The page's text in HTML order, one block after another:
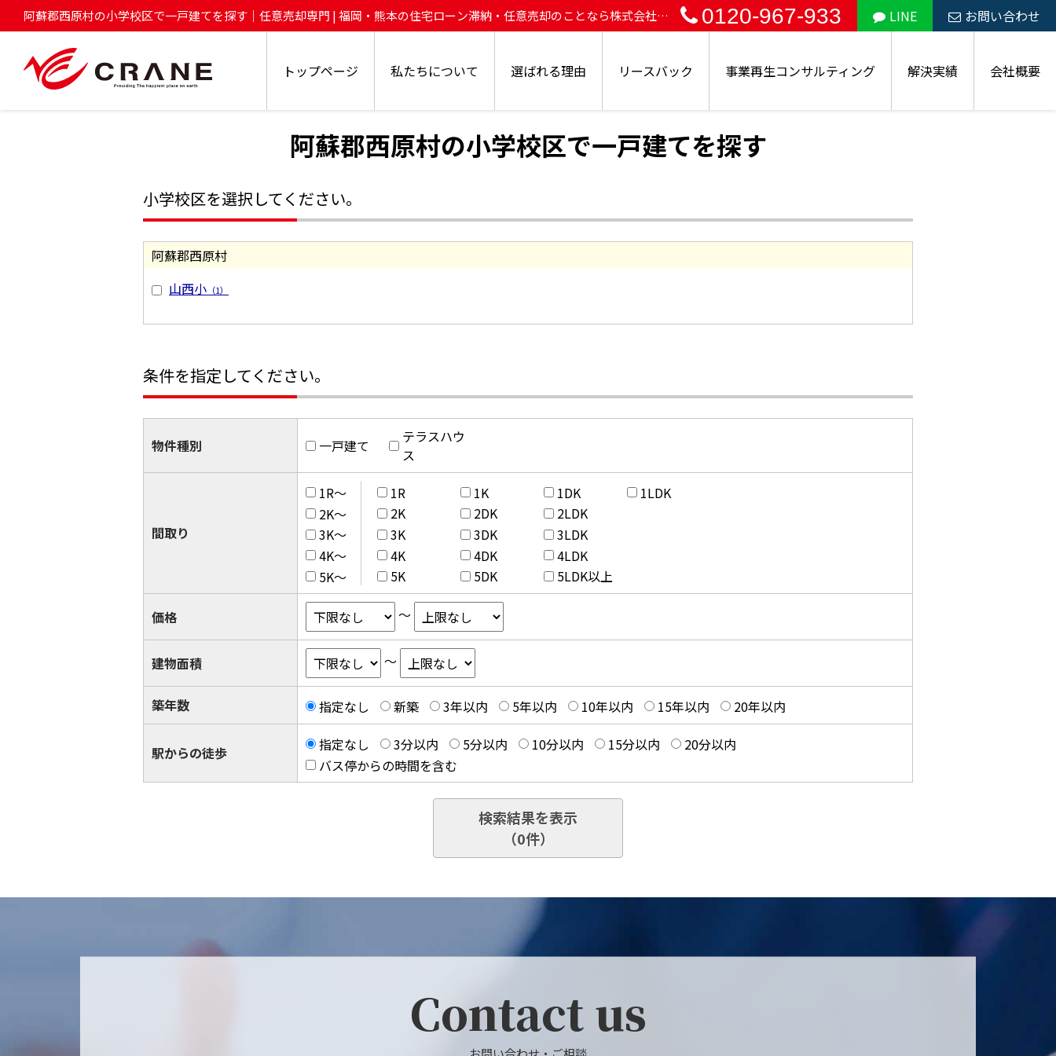
阿蘇郡西原村の小学校区で一戸建てを探す｜任意売却専門 | 福岡・熊本の住宅ローン滞納・任意売却のことなら株式会社
Crane へお任せ！
0120-967-933 LINE お問い合わせ
トップページ 私たちについて 選ばれる理由 リースバック 事業再生コンサルティング 解決実績 会社概要
阿蘇郡西原村の小学校区で一戸建てを探す
小学校区を選択してください。
阿蘇郡西原村
山西小 （1）
条件を指定してください。
物件種別 一戸建て
テラスハウ
ス
間取り
1R～
2K～
3K～
4K～
5K～
1R 1K 1DK
1LDK
2K
2DK
2LDK
3K
3DK
3LDK
4K
4DK
4LDK
5K
5DK 5LDK以上
価格 ～
建物面積 ～
築年数 指定なし 新築 3年以内 5年以内 10年以内 15年以内 20年以内
駅からの徒歩 指定なし 3分以内 5分以内 10分以内 15分以内
20分以内
バス停からの時間を含む
検索結果を表示
（0件）
Contact us